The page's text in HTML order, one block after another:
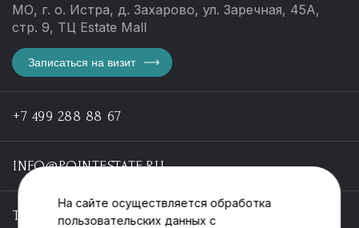
МО, г. о. Истра, д. Захарово, ул. Заречная, 45А,
стр. 9, ТЦ Estate Mall
Записаться на визит
+7 499 288 88 67
INFO@POINTESTATE.RU
TELEGRAM
На сайте осуществляется обработка
пользовательских данных с